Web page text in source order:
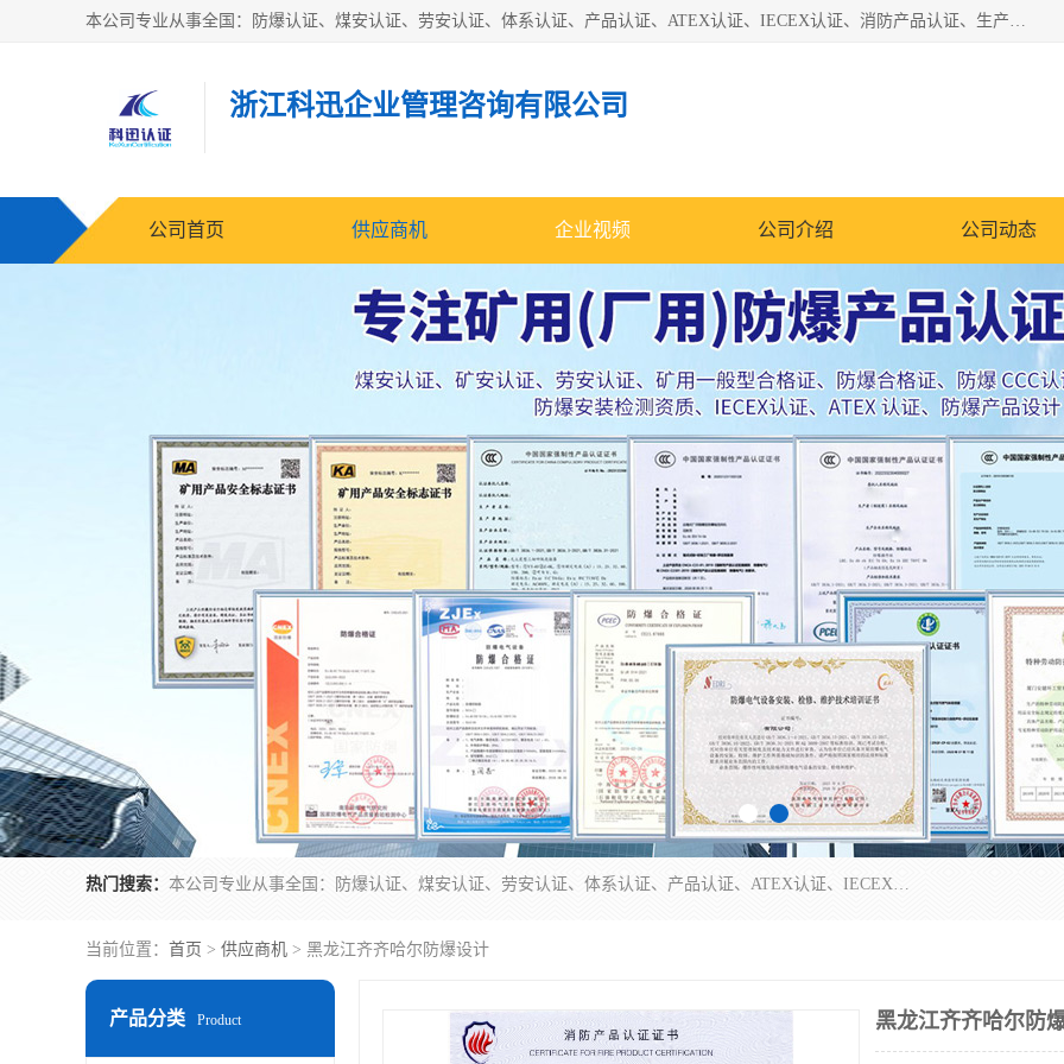
本公司专业从事全国：防爆认证、煤安认证、劳安认证、体系认证、产品认证、ATEX认证、IECEX认证、消防产品认证、生产认可证、验厂指导、认证技术支持、企业管理策划等一站式咨询服务。 用我们的智慧、经验、真诚与勤恳，分享成长的喜悦！ 全国24小时咨询热线：* 认证咨询：张老师（全国*）
浙江科迅企业管理咨询有限公司
公司首页 供应商机 企业视频 公司介绍 公司动态
热门搜索： 本公司专业从事全国：防爆认证、煤安认证、劳安认证、体系认证、产品认证、ATEX认证、IECEX认证、消防产品认证、生产认可证、验厂指导、认证技术支持、企业管理策划等一站式咨询服务。 用我们的智慧、经验、真诚与勤恳，分享成长的喜悦！ 全国24小时咨询热线：* 认证咨询：张老师（全国*）
当前位置： 首页 > 供应商机 > 黑龙江齐齐哈尔防爆设计
产品分类 Product 黑龙江齐齐哈尔防